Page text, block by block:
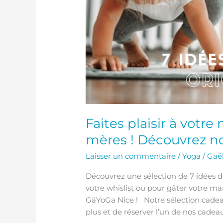
Faites plaisir à votre
mères ! Découvrez
Laisser un commentaire /Yoga /
Découvrez une sélection de 7 idées
votre whislist ou pour gâter votre
GäYoGa Nice ! Notre sélection
plus et de réserver l’un de nos